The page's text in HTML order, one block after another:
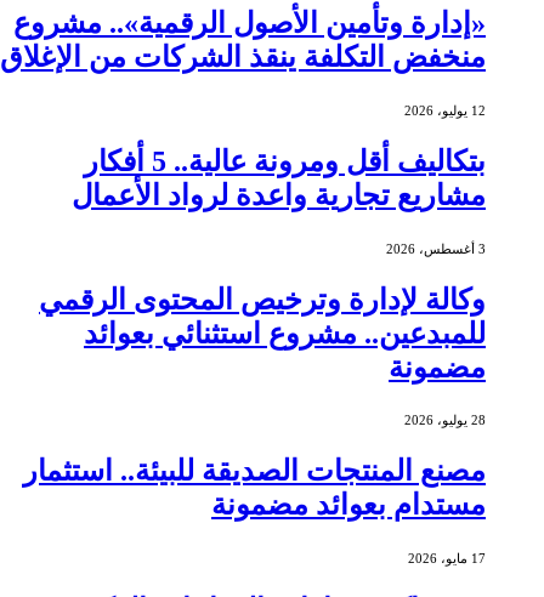
«إدارة وتأمين الأصول الرقمية».. مشروع
منخفض التكلفة ينقذ الشركات من الإغلاق
12 يوليو، 2026
بتكاليف أقل ومرونة عالية.. 5 أفكار
مشاريع تجارية واعدة لرواد الأعمال
3 أغسطس، 2026
وكالة لإدارة وترخيص المحتوى الرقمي
للمبدعين.. مشروع استثنائي بعوائد
مضمونة
28 يوليو، 2026
مصنع المنتجات الصديقة للبيئة.. استثمار
مستدام بعوائد مضمونة
17 مايو، 2026